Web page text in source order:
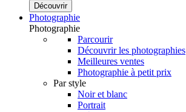
Découvrir
Photographie
Photographie
Parcourir
Découvrir les photographies
Meilleures ventes
Photographie à petit prix
Par style
Noir et blanc
Portrait